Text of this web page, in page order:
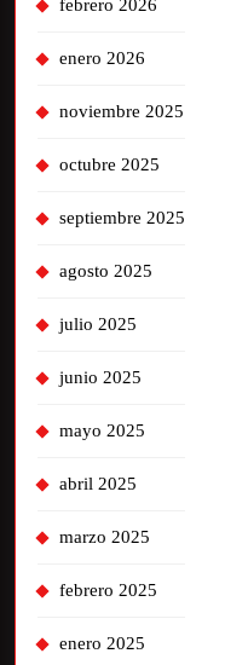
febrero 2026
enero 2026
noviembre 2025
octubre 2025
septiembre 2025
agosto 2025
julio 2025
junio 2025
mayo 2025
abril 2025
marzo 2025
febrero 2025
enero 2025